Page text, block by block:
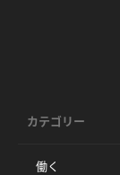
カテゴリー
働く